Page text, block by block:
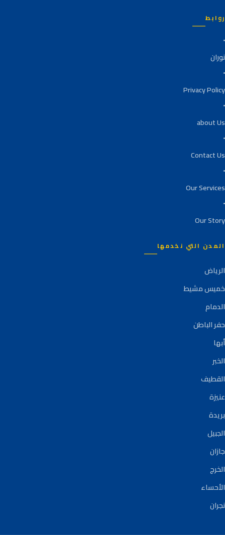
روابط
نوران
Privacy Policy
about Us
Contact Us
Our Services
Our Story
المدن التي نخدمها
الرياض
خميس مشيط
الدمام
حفر الباطن
أبها
الخبر
القطيف
عنيزة
بريدة
الجبيل
جازان
الخرج
الأحساء
نجران